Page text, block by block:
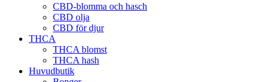
CBD-blomma och hasch
CBD olja
CBD för djur
THCA
THCA blomst
THCA hash
Huvudbutik